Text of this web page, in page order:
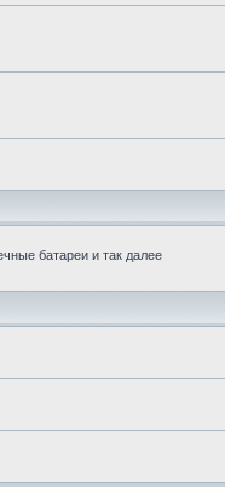
батареи и так далее